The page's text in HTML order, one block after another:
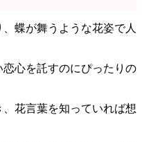
蝶が舞うような花姿で人
心を託すのにぴったりの
花言葉を知っていれば想